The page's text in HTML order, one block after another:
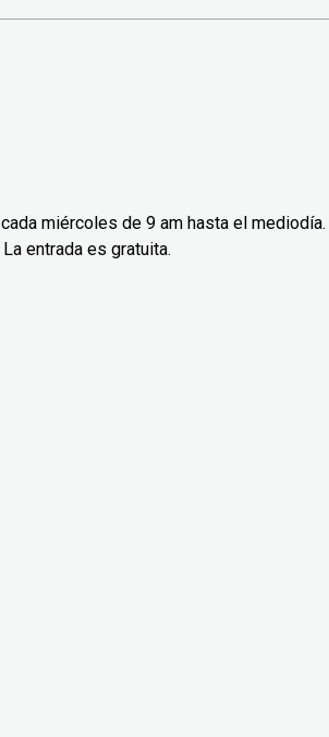
miércoles de 9 am hasta el mediodía.
entrada es gratuita.